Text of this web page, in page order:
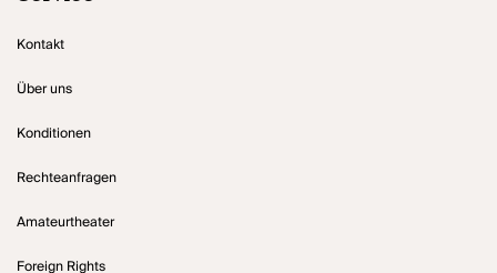
Kontakt
Über uns
Konditionen
Rechteanfragen
Amateurtheater
Foreign Rights